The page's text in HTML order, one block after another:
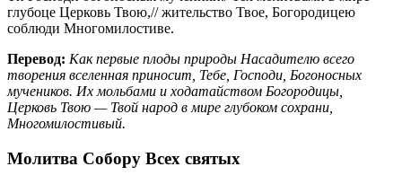
глубоце Церковь Твою,// жительство Твое, Богородицею
соблюди Многомилостиве.
Перевод: Как первые плоды природы Насадителю всего
творения вселенная приносит, Тебе, Господи, Богоносных
мучеников. Их мольбами и ходатайством Богородицы,
Церковь Твою — Твой народ в мире глубоком сохрани,
Многомилостивый.
Молитва Собору Всех святых